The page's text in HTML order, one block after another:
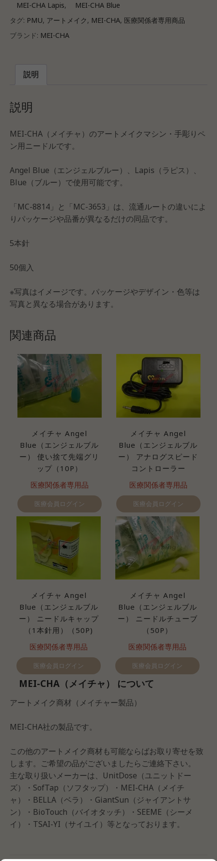
MEI-CHA Lapis,
MEI-CHA Blue
タグ: PMU, アートメイク, MEI-CHA, 医療関係者専用商品
ブランド: MEI-CHA
説明
説明
MEI-CHA（メイチャ）のアートメイクマシン・手彫りペ
ン用ニードルです。
Angel Blue（エンジェルブルー）、Lapis（ラピス）、
Blue（ブルー）で使用可能です。
「MC-8814」と「MC-3653」は、流通ルートの違いによ
りパッケージや品番が異なるだけの同品です。
5本針
50個入
※写真はイメージです。パッケージやデザイン・色等は
写真と異なる場合があります。
関連商品
メイチャ Angel
Blue（エンジェルブル
ー） 使い捨て先端グリ
ップ（10P）
医療関係者専用品
医療会員ログイン
メイチャ Angel
Blue（エンジェルブル
ー） アナログスピード
コントローラー
医療関係者専用品
医療会員ログイン
メイチャ Angel
Blue（エンジェルブル
ー） ニードルキャップ
（1本針用）（50P)
医療関係者専用品
医療会員ログイン
メイチャ Angel
Blue（エンジェルブル
ー） ニードルチューブ
（50P）
医療関係者専用品
医療会員ログイン
MEI-CHA（メイチャ） について
アートメイク商材（メイチャー製品）
MEI-CHA社の製品です。
この他のアートメイク商材も可能ならばお取り寄せを致
します。ご希望の品がございましたらご連絡下さい。
主な取り扱いメーカーは、UnitDose（ユニットドー
ズ）・SofTap（ソフタップ）・MEI-CHA（メイチ
ャ）・BELLA（ベラ）・GiantSun（ジャイアントサ
ン）・BioTouch（バイオタッチ）・SEEME（シーメ
イ）・TSAI-YI（サイユイ）等となっております。